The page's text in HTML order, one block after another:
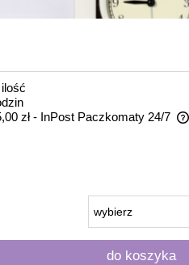
zł - InPost Paczkomaty 24/7
do koszyka